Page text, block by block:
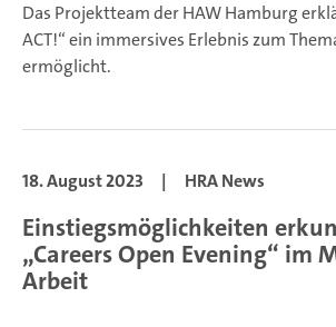
Das Projektteam der HAW Hamburg
ACT!“ ein immersives Erlebnis zum
ermöglicht.
18. August 2023 | HRA News
Einstiegsmöglichkeiten
„Careers Open Evening“ im
Arbeit